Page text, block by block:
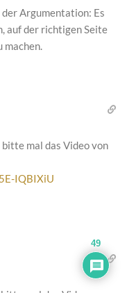
Argumentation: Es
auf der richtigen Seite
machen.
mal das Video von
IQBIXiU
49